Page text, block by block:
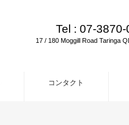
Tel : 07-3870-
17 / 180 Moggill Road Taringa
コンタクト